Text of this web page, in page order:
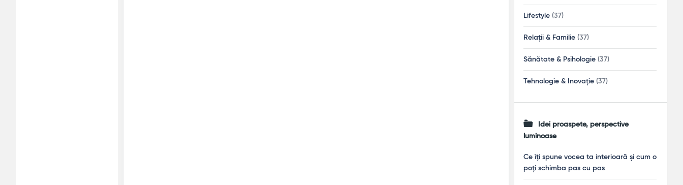
Lifestyle (37)
Relații & Familie (37)
Sănătate & Psihologie (37)
Tehnologie & Inovație (37)
Idei proaspete, perspective
luminoase
Ce îți spune vocea ta interioară și cum o
poți schimba pas cu pas